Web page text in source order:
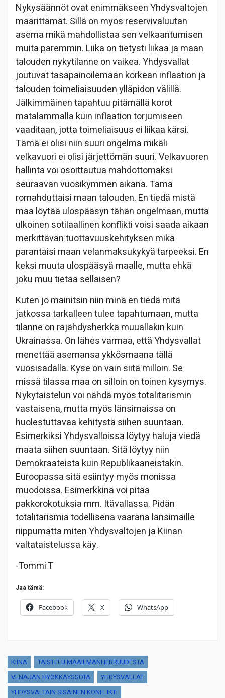
Nykysäännöt ovat enimmäkseen Yhdysvaltojen
määrittämät. Sillä on myös reservivaluutan
asema mikä mahdollistaa sen velkaantumisen
muita paremmin. Liika on tietysti liikaa ja maan
talouden nykytilanne on vaikea. Yhdysvallat
joutuvat tasapainoilemaan korkean inflaation ja
talouden toimeliaisuuden ylläpidon välillä.
Jälkimmäinen tapahtuu pitämällä korot
matalammalla kuin inflaation torjumiseen
vaaditaan, jotta toimeliaisuus ei liikaa kärsi.
Tämä ei olisi niin suuri ongelma mikäli
velkavuori ei olisi järjettömän suuri. Velkavuoren
hallinta voi osoittautua mahdottomaksi
seuraavan vuosikymmen aikana. Tämä
romahduttaisi maan talouden. En tiedä mistä
maa löytää ulospääsyn tähän ongelmaan, mutta
ulkoinen sotilaallinen konflikti voisi saada aikaan
merkittävän tuottavuuskehityksen mikä
parantaisi maan velanmaksukykyä tarpeeksi. En
keksi muuta ulospääsyä maalle, mutta ehkä
joku muu tietää sellaisen?
Kuten jo mainitsin niin minä en tiedä mitä
jatkossa tarkalleen tulee tapahtumaan, mutta
tilanne on räjähdysherkkä muuallakin kuin
Ukrainassa. On lähes varmaa, että Yhdysvallat
menettää asemansa ykkösmaana tällä
vuosisadalla. Kyse on vain siitä milloin. Se
missä tilassa maa on silloin on toinen kysymys.
Nykytaistelun voi nähdä myös totalitarismin
vastaisena, mutta myös länsimaissa on
huolestuttavaa kehitystä siihen suuntaan.
Esimerkiksi Yhdysvalloissa löytyy haluja viedä
maata siihen suuntaan. Sitä löytyy niin
Demokraateista kuin Republikaaneistakin.
Euroopassa sitä esiintyy myös monissa
muodoissa. Esimerkkinä voi pitää
pakkorokotuksia mm. Itävallassa. Pidän
totalitarismia todellisena vaarana länsimaille
riippumatta miten Yhdysvaltojen ja Kiinan
valtataistelussa käy.
-Tommi T
Jaa tämä:
Facebook X WhatsApp
KIINA
TAISTELU MAAILMANHERRUUDESTA
VENÄJÄN HYÖKKÄYSSOTA
YHDYSVALLAT
YHDYSVALTAIN SISÄINEN KONFLIKTI